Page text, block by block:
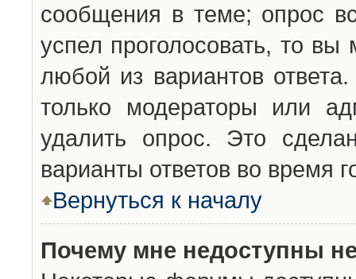
сообщения в теме; опрос
успел проголосовать, то вы
любой из вариантов
только модераторы или
удалить опрос. Это
варианты ответов во время
Вернуться к началу
Почему мне недоступны